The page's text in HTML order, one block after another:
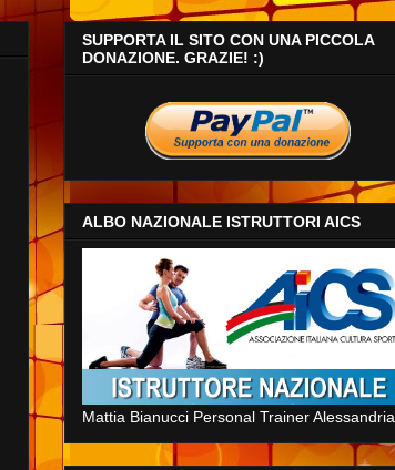
SUPPORTA IL SITO CON UNA PICCOLA
DONAZIONE. GRAZIE! :)
ALBO NAZIONALE ISTRUTTORI AICS
Mattia Bianucci Personal Trainer Alessandria